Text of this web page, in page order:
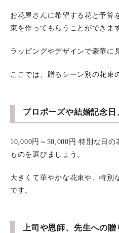
お花屋さんに希望する花と予算
束を作ってもらうことができま
ラッピングやデザインで豪華に
ここでは、贈るシーン別の花束
プロポーズや結婚記念日
10,000円～50,000円 特別な日
ものを選びましょう。
大きくて華やかな花束や、特別
です。
上司や恩師、先生への贈